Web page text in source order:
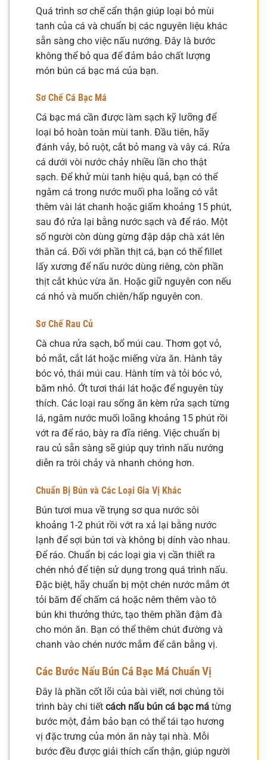
Quá trình sơ chế cẩn thận giúp loại bỏ mùi
tanh của cá và chuẩn bị các nguyên liệu khác
sẵn sàng cho việc nấu nướng. Đây là bước
không thể bỏ qua để đảm bảo chất lượng
món bún cá bạc má của bạn.
Sơ Chế Cá Bạc Má
Cá bạc má cần được làm sạch kỹ lưỡng để
loại bỏ hoàn toàn mùi tanh. Đầu tiên, hãy
đánh vảy, bỏ ruột, cắt bỏ mang và vây cá. Rửa
cá dưới vòi nước chảy nhiều lần cho thật
sạch. Để khử mùi tanh hiệu quả, bạn có thể
ngâm cá trong nước muối pha loãng có vắt
thêm vài lát chanh hoặc giấm khoảng 15 phút,
sau đó rửa lại bằng nước sạch và để ráo. Một
số người còn dùng gừng đập dập chà xát lên
thân cá. Đối với phần thịt cá, bạn có thể fillet
lấy xương để nấu nước dùng riêng, còn phần
thịt cắt khúc vừa ăn. Hoặc giữ nguyên con nếu
cá nhỏ và muốn chiên/hấp nguyên con.
Sơ Chế Rau Củ
Cà chua rửa sạch, bổ múi cau. Thơm gọt vỏ,
bỏ mắt, cắt lát hoặc miếng vừa ăn. Hành tây
bóc vỏ, thái múi cau. Hành tím và tỏi bóc vỏ,
băm nhỏ. Ớt tươi thái lát hoặc để nguyên tùy
thích. Các loại rau sống ăn kèm rửa sạch từng
lá, ngâm nước muối loãng khoảng 15 phút rồi
vớt ra để ráo, bày ra đĩa riêng. Việc chuẩn bị
rau củ sẵn sàng sẽ giúp quy trình nấu nướng
diễn ra trôi chảy và nhanh chóng hơn.
Chuẩn Bị Bún và Các Loại Gia Vị Khác
Bún tươi mua về trụng sơ qua nước sôi
khoảng 1-2 phút rồi vớt ra xả lại bằng nước
lạnh để sợi bún tơi và không bị dính vào nhau.
Để ráo. Chuẩn bị các loại gia vị cần thiết ra
chén nhỏ để tiện sử dụng trong quá trình nấu.
Đặc biệt, hãy chuẩn bị một chén nước mắm ớt
tỏi băm để chấm cá hoặc nêm thêm vào tô
bún khi thưởng thức, tạo thêm phần đậm đà
cho món ăn. Bạn có thể thêm chút đường và
chanh vào chén nước mắm để cân bằng vị.
Các Bước Nấu Bún Cá Bạc Má Chuẩn Vị
Đây là phần cốt lõi của bài viết, nơi chúng tôi
trình bày chi tiết cách nấu bún cá bạc má từng
bước một, đảm bảo bạn có thể tái tạo hương
vị đặc trưng của món ăn này tại nhà. Mỗi
bước đều được giải thích cẩn thận, giúp người